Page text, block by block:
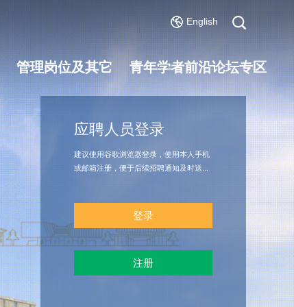
English
管理岗位及其它 青年学者前沿论坛专区
应聘人员登录
建议使用谷歌浏览器登录，使用本人手机
或邮箱注册，便于后续招聘通知及时送
登录
注册